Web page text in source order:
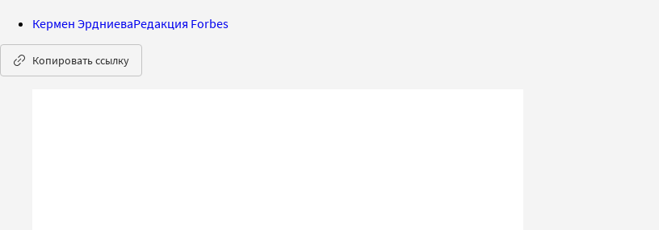
Кермен ЭрдниеваРедакция Forbes
Копировать ссылку